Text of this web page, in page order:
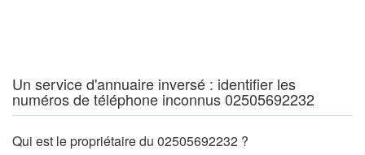
Un service d'annuaire inversé : identifier les
numéros de téléphone inconnus 02505692232
Qui est le propriétaire du 02505692232 ?